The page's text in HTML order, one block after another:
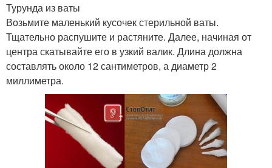
Турунда из ваты
Возьмите маленький кусочек стерильной ваты.
Тщательно распушите и растяните. Далее, начиная от
центра скатывайте его в узкий валик. Длина должна
составлять около 12 сантиметров, а диаметр 2
миллиметра.